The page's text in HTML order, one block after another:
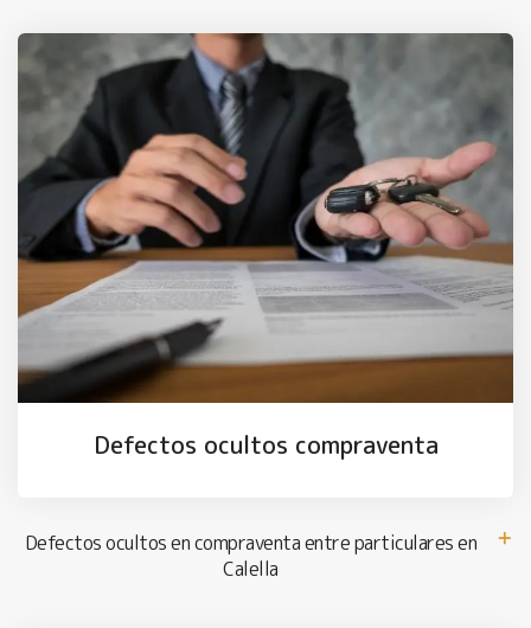
Defectos ocultos compraventa
Defectos ocultos en compraventa entre particulares en
Calella